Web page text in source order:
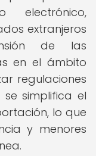
electrónico,
extranjeros
de las
en el ámbito
regulaciones
simplifica el
lo que
y menores